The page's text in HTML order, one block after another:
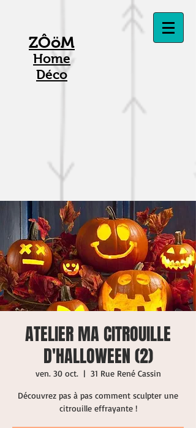
ZÔöM
Home
Déco
ATELIER MA CITROUILLE
D'HALLOWEEN (2)
ven. 30 oct.
  |
31 Rue René Cassin
Découvrez pas à pas comment sculpter une
citrouille effrayante !